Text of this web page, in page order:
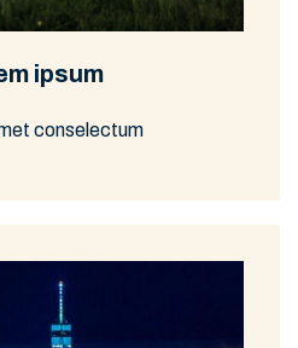
ipsum
conselectum